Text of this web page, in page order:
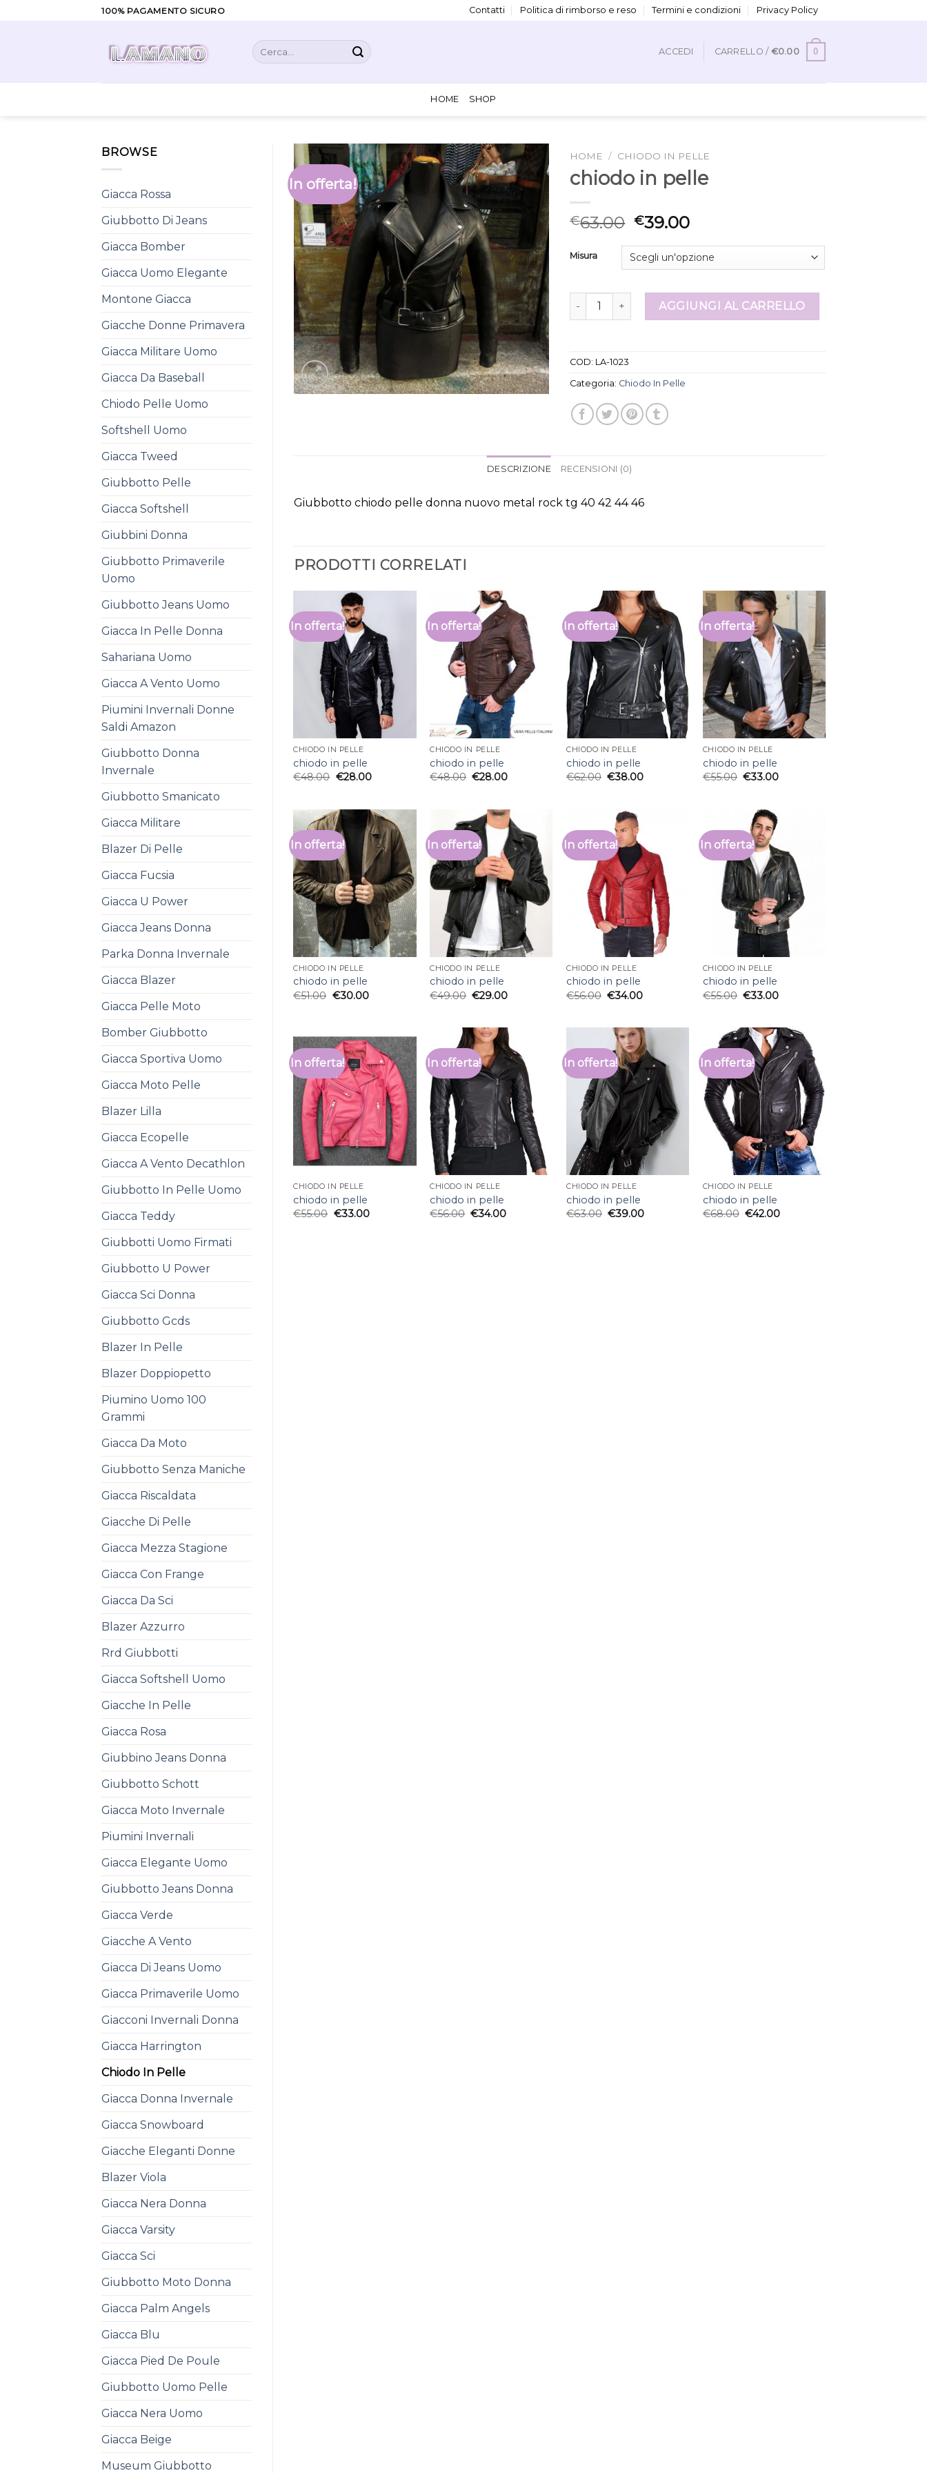
100% PAGAMENTO SICURO Contatti Politica di rimborso e reso Termini e condizioni Privacy Policy
Cerca:
ACCEDI CARRELLO / €0.00 0
HOME SHOP
BROWSE
Giacca Rossa
Giubbotto Di Jeans
Giacca Bomber
Giacca Uomo Elegante
Montone Giacca
Giacche Donne Primavera
Giacca Militare Uomo
Giacca Da Baseball
Chiodo Pelle Uomo
Softshell Uomo
Giacca Tweed
Giubbotto Pelle
Giacca Softshell
Giubbini Donna
Giubbotto Primaverile
Uomo
Giubbotto Jeans Uomo
Giacca In Pelle Donna
Sahariana Uomo
Giacca A Vento Uomo
Piumini Invernali Donne
Saldi Amazon
Giubbotto Donna
Invernale
Giubbotto Smanicato
Giacca Militare
Blazer Di Pelle
Giacca Fucsia
Giacca U Power
Giacca Jeans Donna
Parka Donna Invernale
Giacca Blazer
Giacca Pelle Moto
Bomber Giubbotto
Giacca Sportiva Uomo
Giacca Moto Pelle
Blazer Lilla
Giacca Ecopelle
Giacca A Vento Decathlon
Giubbotto In Pelle Uomo
Giacca Teddy
Giubbotti Uomo Firmati
Giubbotto U Power
Giacca Sci Donna
Giubbotto Gcds
Blazer In Pelle
Blazer Doppiopetto
Piumino Uomo 100
Grammi
Giacca Da Moto
Giubbotto Senza Maniche
Giacca Riscaldata
Giacche Di Pelle
Giacca Mezza Stagione
Giacca Con Frange
Giacca Da Sci
Blazer Azzurro
Rrd Giubbotti
Giacca Softshell Uomo
Giacche In Pelle
Giacca Rosa
Giubbino Jeans Donna
Giubbotto Schott
Giacca Moto Invernale
Piumini Invernali
Giacca Elegante Uomo
Giubbotto Jeans Donna
Giacca Verde
Giacche A Vento
Giacca Di Jeans Uomo
Giacca Primaverile Uomo
Giacconi Invernali Donna
Giacca Harrington
Chiodo In Pelle
Giacca Donna Invernale
Giacca Snowboard
Giacche Eleganti Donne
Blazer Viola
Giacca Nera Donna
Giacca Varsity
Giacca Sci
Giubbotto Moto Donna
Giacca Palm Angels
Giacca Blu
Giacca Pied De Poule
Giubbotto Uomo Pelle
Giacca Nera Uomo
Giacca Beige
Museum Giubbotto
In offerta!
HOME / CHIODO IN PELLE
chiodo in pelle
€63.00 €39.00
Misura
chiodo in pelle quantitàAGGIUNGI AL CARRELLO
COD: LA-1023
Categoria: Chiodo In Pelle
DESCRIZIONE RECENSIONI (0)
Giubbotto chiodo pelle donna nuovo metal rock tg 40 42 44 46
PRODOTTI CORRELATI
In offerta!
CHIODO IN PELLE
chiodo in pelle
€48.00 €28.00
In offerta!
CHIODO IN PELLE
chiodo in pelle
€48.00 €28.00
In offerta!
CHIODO IN PELLE
chiodo in pelle
€62.00 €38.00
In offerta!
CHIODO IN PELLE
chiodo in pelle
€55.00 €33.00
In offerta!
CHIODO IN PELLE
chiodo in pelle
€51.00 €30.00
In offerta!
CHIODO IN PELLE
chiodo in pelle
€49.00 €29.00
In offerta!
CHIODO IN PELLE
chiodo in pelle
€56.00 €34.00
In offerta!
CHIODO IN PELLE
chiodo in pelle
€55.00 €33.00
In offerta!
CHIODO IN PELLE
chiodo in pelle
€55.00 €33.00
In offerta!
CHIODO IN PELLE
chiodo in pelle
€56.00 €34.00
In offerta!
CHIODO IN PELLE
chiodo in pelle
€63.00 €39.00
In offerta!
CHIODO IN PELLE
chiodo in pelle
€68.00 €42.00